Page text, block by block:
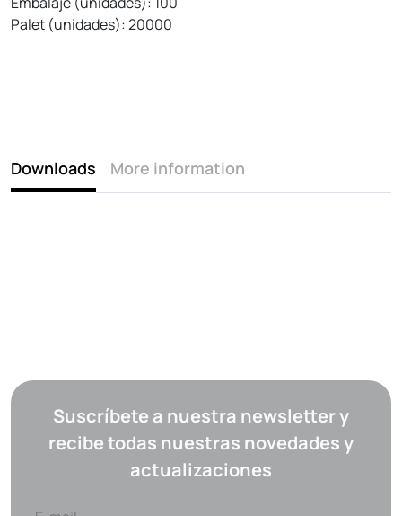
Palet (unidades): 20000
Downloads More information
Suscríbete a nuestra newsletter y
recibe todas nuestras novedades y
actualizaciones